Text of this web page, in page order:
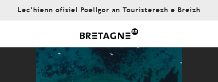
Lec’hienn ofisiel Poellgor an Touristerezh e Breizh